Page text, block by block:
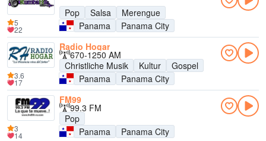
Pop
Salsa
Merengue
Panama
Panama City
5
22
Radio Hogar
670-1250 AM
Christliche Musik
Kultur
Gospel
Panama
Panama City
3.6
17
FM99
99.3 FM
Pop
Panama
Panama City
3
14